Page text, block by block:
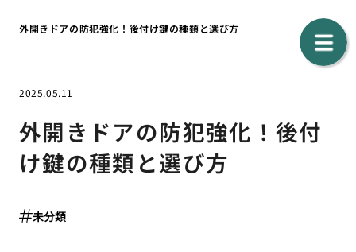
外開きドアの防犯強化！後付け鍵の種類と選び方
2025.05.11
外開きドアの防犯強化！後付
け鍵の種類と選び方
未分類